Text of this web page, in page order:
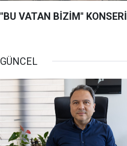
"BU VATAN BİZİM" KONSERİ
GÜNCEL